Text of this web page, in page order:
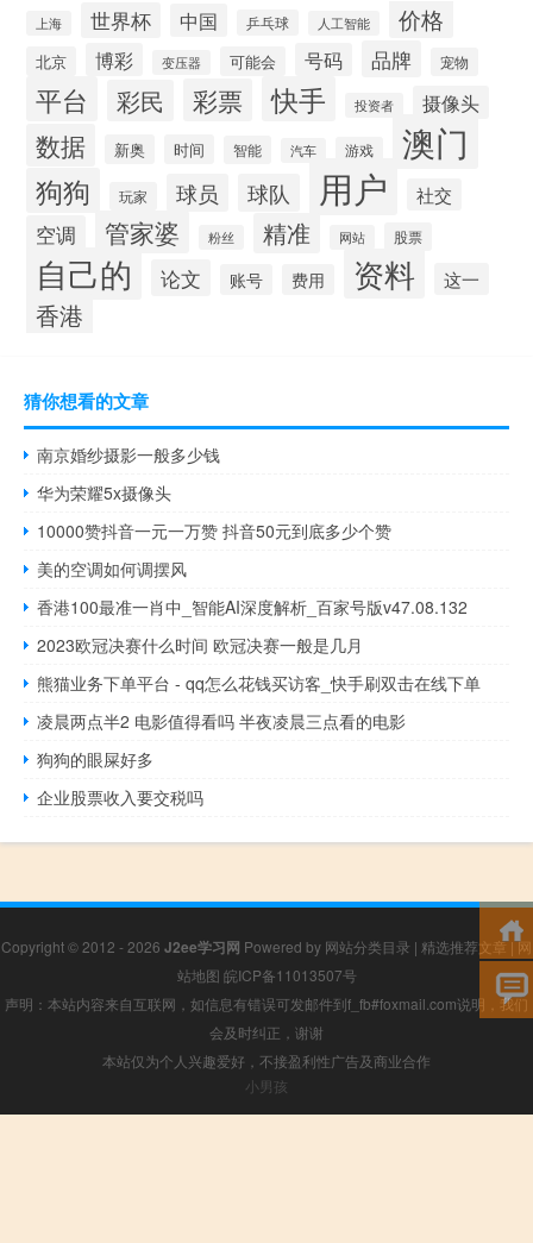
上海 世界杯 中国 乒乓球 人工智能 价格
北京 博彩 变压器 可能会 号码 品牌 宠物
平台 彩民 彩票 快手 投资者 摄像头
数据 新奥 时间 智能 汽车 游戏 澳门
狗狗 玩家 球员 球队 用户 社交
空调 管家婆 粉丝 精准 网站 股票
自己的 论文 账号 费用 资料 这一
香港
猜你想看的文章
南京婚纱摄影一般多少钱
华为荣耀5x摄像头
10000赞抖音一元一万赞 抖音50元到底多少个赞
美的空调如何调摆风
香港100最准一肖中_智能AI深度解析_百家号版v47.08.132
2023欧冠决赛什么时间 欧冠决赛一般是几月
熊猫业务下单平台 - qq怎么花钱买访客_快手刷双击在线下单
凌晨两点半2 电影值得看吗 半夜凌晨三点看的电影
狗狗的眼屎好多
企业股票收入要交税吗
Copyright © 2012 - 2026 J2ee学习网 Powered by 网站分类目录 | 精选推荐文章|网
站地图 皖ICP备11013507号
声明：本站内容来自互联网，如信息有错误可发邮件到f_fb#foxmail.com说明，我们
会及时纠正，谢谢
本站仅为个人兴趣爱好，不接盈利性广告及商业合作
小男孩